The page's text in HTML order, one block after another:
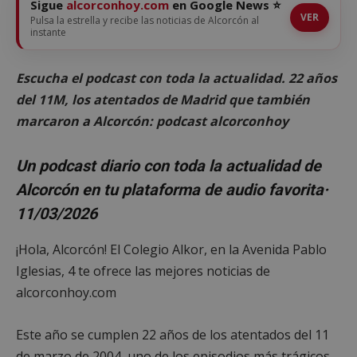
Sigue alcorconhoy.com en Google News ⭐
Pulsa la estrella y recibe las noticias de Alcorcón al
instante
VER
Escucha el podcast con toda la actualidad. 22 años
del 11M, los atentados de Madrid que también
marcaron a Alcorcón: podcast alcorconhoy
Un podcast diario con toda la actualidad de
Alcorcón en tu plataforma de audio favorita·
11/03/2026
¡Hola, Alcorcón! El Colegio Alkor, en la Avenida Pablo
Iglesias, 4 te ofrece las mejores noticias de
alcorconhoy.com
Este año se cumplen 22 años de los atentados del 11